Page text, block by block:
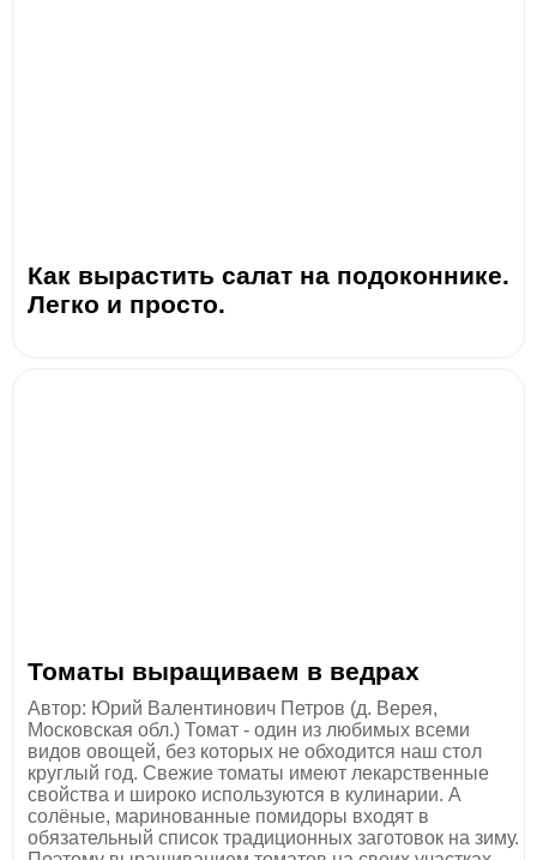
Как вырастить салат на подоконнике.
Легко и просто.
Томаты выращиваем в ведрах
Автор: Юрий Валентинович Петров (д. Верея,
Московская обл.) Томат - один из любимых всеми
видов овощей, без которых не обходится наш стол
круглый год. Свежие томаты имеют лекарственные
свойства и широко используются в кулинарии. А
солёные, маринованные помидоры входят в
обязательный список традиционных заготовок на зиму.